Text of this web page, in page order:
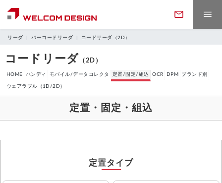
製品情報
製品カテゴリ
バーコードリーダ 定置・固定・組込リーダ
ウェアラブルリーダ RFIDリーダライタ
修理について
お問い合わせ
リーダ バーコードリーダ コードリーダ（2D）
コードリーダ （2D）
HOME ハンディ モバイル/データコレクタ 定置/固定/組込 OCR DPM ブランド別
ウェアラブル（1D/2D）
定置・固定・組込
定置タイプ